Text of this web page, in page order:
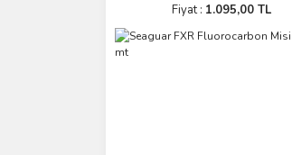
Fiyat : 1.095,00 TL